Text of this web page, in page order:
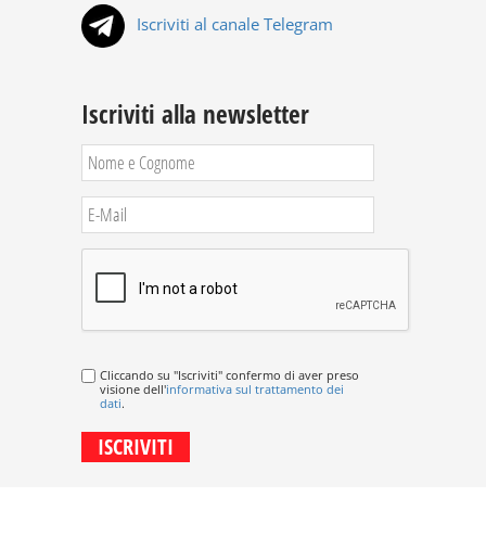
Iscriviti al canale Telegram
Iscriviti alla newsletter
Cliccando su "Iscriviti" confermo di aver preso
visione dell'informativa sul trattamento dei
dati.